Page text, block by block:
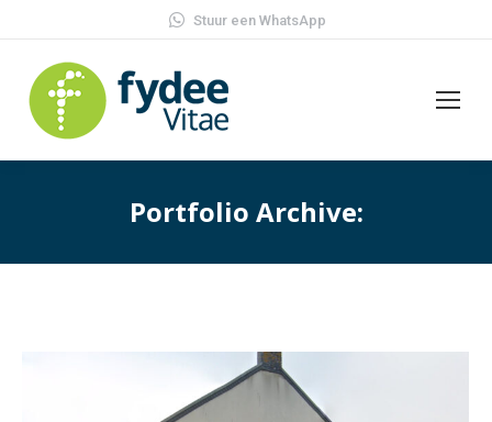
Stuur een WhatsApp
Portfolio Archive: